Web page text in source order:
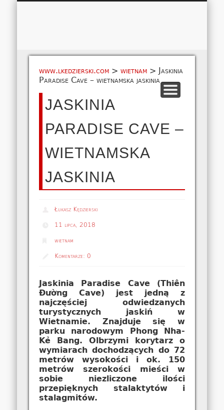
O NAS
EUROPA A-M
EUROPA N-Z
AZJA
AFRYKA
AMERYKA
OCEANIA
MAPA
WSPÓŁPRACA
KONTAKT
www.lkedzierski.com >wietnam > Jaskinia
Paradise Cave – wietnamska jaskinia
JASKINIA
PARADISE CAVE –
WIETNAMSKA
JASKINIA
Łukasz Kędzierski
11 lipca, 2018
wietnam
Komentarze: 0
Jaskinia Paradise Cave (Thiên
Đường Cave) jest jedną z
najczęściej odwiedzanych
turystycznych jaskiń w
Wietnamie. Znajduje się w
parku narodowym Phong Nha-
Kẻ Bang. Olbrzymi korytarz o
wymiarach dochodzących do 72
metrów wysokości i ok. 150
metrów szerokości mieści w
sobie niezliczone ilości
przepięknych stalaktytów i
stalagmitów.